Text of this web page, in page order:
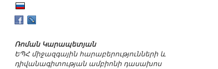
Ռոման Կարապետյան
ԵՊՀ միջազգային հարաբերությունների և
դիվանագիտության ամբիոնի դասախոս